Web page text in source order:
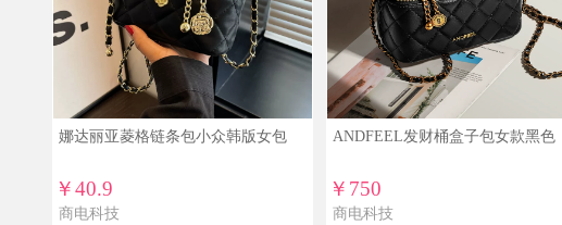
娜达丽亚菱格链条包小众韩版女包
￥40.9
商电科技
ANDFEEL发财桶盒子包女款黑色
￥750
商电科技